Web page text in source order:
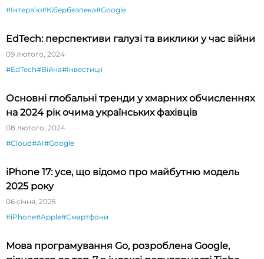
#Інтервʼю#Кібербезпека#Google
EdTech: перспективи галузі та виклики у час війни
09 лютого, 2024
#EdTech#Війна#Інвестиції
Основні глобальні тренди у хмарних обчисленнях
на 2024 рік очима українських фахівців
08 лютого, 2024
#Cloud#AI#Google
iPhone 17: усе, що відомо про майбутню модель
2025 року
06 січня, 2025
#iPhone#Apple#Смартфони
Мова програмування Go, розроблена Google,